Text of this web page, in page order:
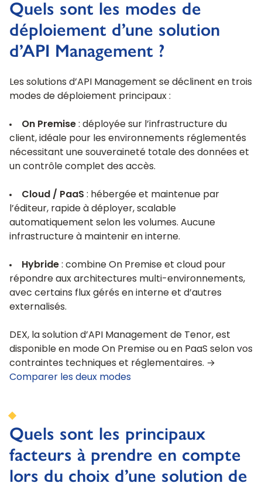
Quels sont les modes de
déploiement d’une solution
d’API Management ?
Les solutions d’API Management se déclinent en trois
modes de déploiement principaux :
On Premise : déployée sur l’infrastructure du
client, idéale pour les environnements réglementés
nécessitant une souveraineté totale des données et
un contrôle complet des accès.
Cloud / PaaS : hébergée et maintenue par
l’éditeur, rapide à déployer, scalable
automatiquement selon les volumes. Aucune
infrastructure à maintenir en interne.
Hybride : combine On Premise et cloud pour
répondre aux architectures multi-environnements,
avec certains flux gérés en interne et d’autres
externalisés.
DEX, la solution d’API Management de Tenor, est
disponible en mode On Premise ou en PaaS selon vos
contraintes techniques et réglementaires. →
Comparer les deux modes
Quels sont les principaux
facteurs à prendre en compte
lors du choix d’une solution de